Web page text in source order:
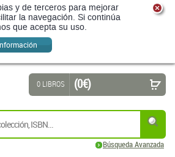
y de terceros para mejorar
la navegación. Si continúa
que acepta su uso.
Búsqueda Avanzada
0 LIBROS (0 €)